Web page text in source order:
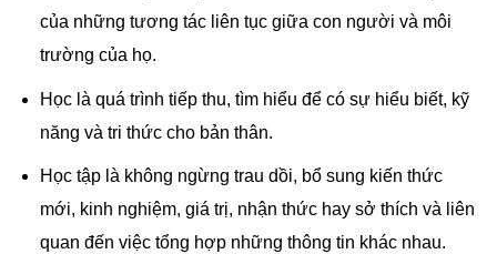
của những tương tác liên tục giữa con người và môi
trường của họ.
Học là quá trình tiếp thu, tìm hiểu để có sự hiểu biết, kỹ
năng và tri thức cho bản thân.
Học tập là không ngừng trau dồi, bổ sung kiến thức
mới, kinh nghiệm, giá trị, nhận thức hay sở thích và liên
quan đến việc tổng hợp những thông tin khác nhau.